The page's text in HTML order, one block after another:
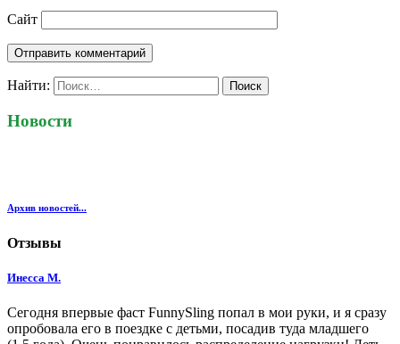
Сайт
Найти:
Новости
Архив новостей...
Отзывы
Инесса М.
Сегодня впервые фаст FunnySling попал в мои руки, и я сразу
опробовала его в поездке с детьми, посадив туда младшего